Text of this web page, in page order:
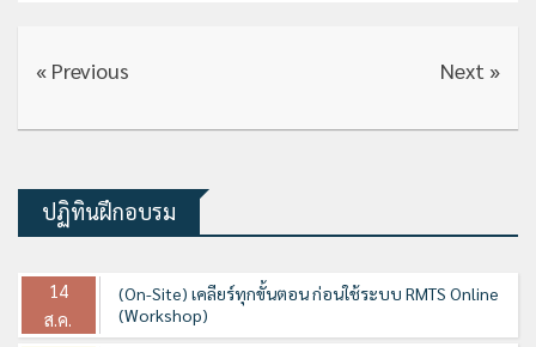
« Previous Next »
ปฏิทินฝึกอบรม
14
ส.ค.
(On-Site) เคลียร์ทุกขั้นตอน ก่อนใช้ระบบ RMTS Online
(Workshop)